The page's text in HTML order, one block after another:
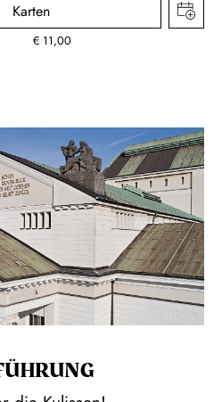
Karten
€ 11,00